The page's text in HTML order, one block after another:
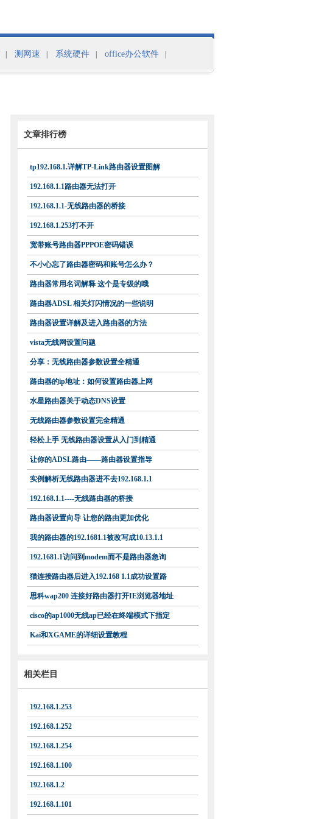
测网速 系统硬件 office办公软件
文章排行榜
tp192.168.1.详解TP-Link路由器设置图解
192.168.1.1路由器无法打开
192.168.1.1-无线路由器的桥接
192.168.1.253打不开
宽带账号路由器PPPOE密码错误
不小心忘了路由器密码和账号怎么办？
路由器常用名词解释 这个是专级的哦
路由器ADSL 相关灯闪情况的一些说明
路由器设置详解及进入路由器的方法
vista无线网设置问题
分享：无线路由器参数设置全精通
路由器的ip地址：如何设置路由器上网
水星路由器关于动态DNS设置
无线路由器参数设置完全精通
轻松上手 无线路由器设置从入门到精通
让你的ADSL路由——路由器设置指导
实例解析无线路由器进不去192.168.1.1
192.168.1.1----无线路由器的桥接
路由器设置向导 让您的路由更加优化
我的路由器的192.1681.1被改写成10.13.1.1
192.1681.1访问到modem而不是路由器急询
猫连接路由器后进入192.168 1.1成功设置路
思科wap200 连接好路由器打开IE浏览器地址
cisco的ap1000无线ap已经在终端模式下指定
Kai和XGAME的详细设置教程
相关栏目
192.168.1.253
192.168.1.252
192.168.1.254
192.168.1.100
192.168.1.2
192.168.1.101